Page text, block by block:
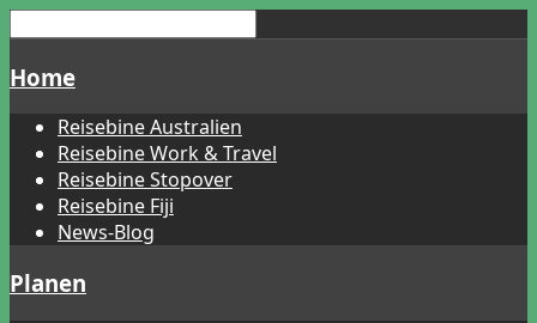
Home
Reisebine Australien
Reisebine Work & Travel
Reisebine Stopover
Reisebine Fiji
News-Blog
Planen